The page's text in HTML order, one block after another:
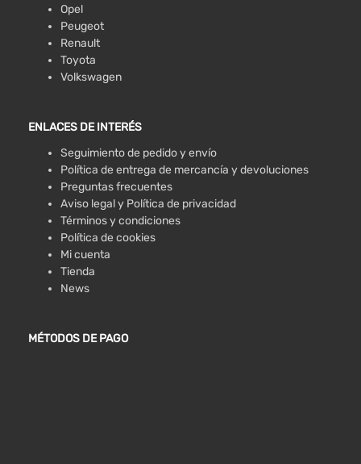
Opel
Peugeot
Renault
Toyota
Volkswagen
ENLACES DE INTERÉS
Seguimiento de pedido y envío
Política de entrega de mercancía y devoluciones
Preguntas frecuentes
Aviso legal y Política de privacidad
Términos y condiciones
Política de cookies
Mi cuenta
Tienda
News
MÉTODOS DE PAGO